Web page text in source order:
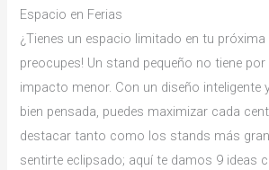
Espacio en Ferias
¿Tienes un espacio limitado en tu próxima
preocupes! Un stand pequeño no tiene
impacto menor. Con un diseño inteligente
bien pensada, puedes maximizar cada
destacar tanto como los stands más
sentirte eclipsado; aquí te damos 9 ideas